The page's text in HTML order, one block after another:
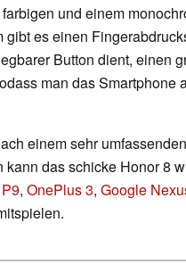
und einem
es einen
Button dient, einen
man das
einem sehr
das schicke Honor 8
, OnePlus 3, Google